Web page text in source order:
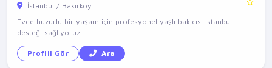
İstanbul / Bakırköy
Evde huzurlu bir yaşam için profesyonel yaşlı bakıcısı İstanbul
desteği sağlıyoruz.
Profili Gör Ara